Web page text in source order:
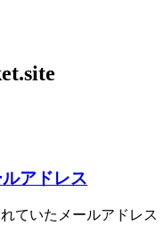
アドレス
ていたメールアドレス